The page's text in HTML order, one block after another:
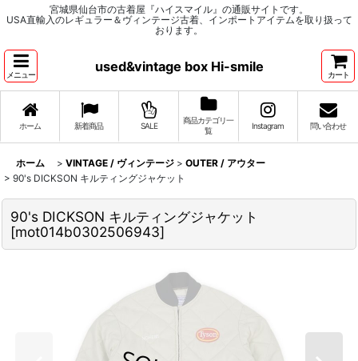
宮城県仙台市の古着屋『ハイスマイル』の通販サイトです。
USA直輸入のレギュラー＆ヴィンテージ古着、インポートアイテムを取り扱って
おります。
メニュー
used&vintage box Hi-smile
カート
ホーム 新着商品 SALE
商品カテゴリ一
覧
Instagram 問い合わせ
ホーム > VINTAGE / ヴィンテージ > OUTER / アウター
> 90's DICKSON キルティングジャケット
90's DICKSON キルティングジャケット
[mot014b0302506943]